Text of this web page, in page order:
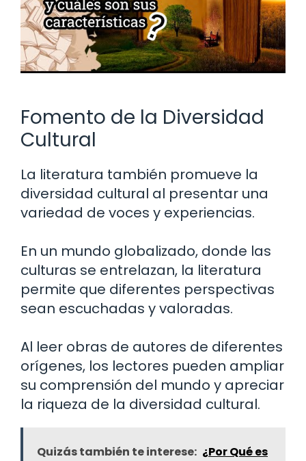
Fomento de la Diversidad
Cultural
La literatura también promueve la
diversidad cultural al presentar una
variedad de voces y experiencias.
En un mundo globalizado, donde las
culturas se entrelazan, la literatura
permite que diferentes perspectivas
sean escuchadas y valoradas.
Al leer obras de autores de diferentes
orígenes, los lectores pueden ampliar
su comprensión del mundo y apreciar
la riqueza de la diversidad cultural.
Quizás también te interese: ¿Por Qué es